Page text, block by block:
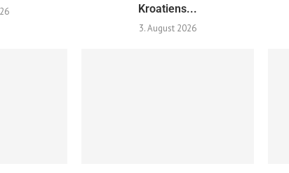
Kroatiens...
3. August 2026